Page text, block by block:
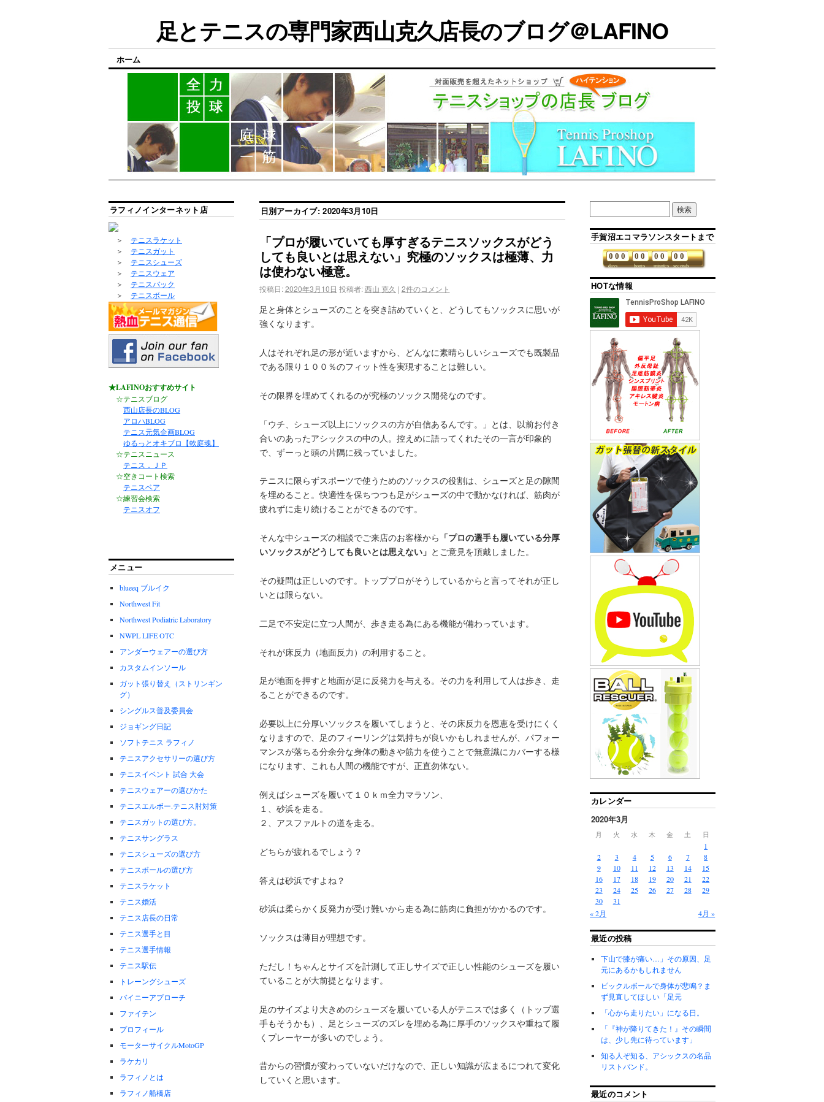
足とテニスの専門家西山克久店長のブログ＠LAFINO
ホーム
日別アーカイブ:2020年3月10日
「プロが履いていても厚すぎるテニスソックスがどう
しても良いとは思えない」究極のソックスは極薄、力
は使わない極意。
投稿日: 2020年3月10日 投稿者: 西山 克久 | 2件のコメント
足と身体とシューズのことを突き詰めていくと、どうしてもソックスに思いが
強くなります。
人はそれぞれ足の形が近いますから、どんなに素晴らしいシューズでも既製品
である限り１００％のフィット性を実現することは難しい。
その限界を埋めてくれるのが究極のソックス開発なのです。
「ウチ、シューズ以上にソックスの方が自信あるんです。」とは、以前お付き
合いのあったアシックスの中の人。控えめに語ってくれたその一言が印象的
で、ずーっと頭の片隅に残っていました。
テニスに限らずスポーツで使うためのソックスの役割は、シューズと足の隙間
を埋めること。快適性を保ちつつも足がシューズの中で動かなければ、筋肉が
疲れずに走り続けることができるのです。
そんな中シューズの相談でご来店のお客様から 「プロの選手も履いている分厚
いソックスがどうしても良いとは思えない」 とご意見を頂戴しました。
その疑問は正しいのです。トッププロがそうしているからと言ってそれが正し
いとは限らない。
二足で不安定に立つ人間が、歩き走る為にある機能が備わっています。
それが床反力（地面反力）の利用すること。
足が地面を押すと地面が足に反発力を与える。その力を利用して人は歩き、走
ることができるのです。
必要以上に分厚いソックスを履いてしまうと、その床反力を恩恵を受けにくく
なりますので、足のフィーリングは気持ちが良いかもしれませんが、パフォー
マンスが落ちる分余分な身体の動きや筋力を使うことで無意識にカバーする様
になります、これも人間の機能ですが、正直勿体ない。
例えばシューズを履いて１０ｋｍ全力マラソン、
１、砂浜を走る。
２、アスファルトの道を走る。
どちらが疲れるでしょう？
答えは砂浜ですよね？
砂浜は柔らかく反発力が受け難いから走る為に筋肉に負担がかかるのです。
ソックスは薄目が理想です。
ただし！ちゃんとサイズを計測して正しサイズで正しい性能のシューズを履い
ていることが大前提となります。
足のサイズより大きめのシューズを履いている人がテニスでは多く（トップ選
手もそうかも）、足とシューズのズレを埋める為に厚手のソックスや重ねて履
くプレーヤーが多いのでしょう。
昔からの習慣が変わっていないだけなので、正しい知識が広まるにつれて変化
していくと思います。
ラフィノインターネット店
＞ テニスラケット
＞ テニスガット
＞ テニスシューズ
＞ テニスウェア
＞ テニスバック
＞ テニスボール
★LAFINOおすすめサイト
☆テニスブログ
西山店長のBLOG
アロハBLOG
テニス元気企画BLOG
ゆるっとオキブロ【軟庭魂】
☆テニスニュース
テニス．ＪＰ
☆空きコート検索
テニスベア
☆練習会検索
テニスオフ
メニュー
blueeq ブルイク
Northwest Fit
Northwest Podiatric Laboratory
NWPL LIFE OTC
アンダーウェアーの選び方
カスタムインソール
ガット張り替え（ストリンギン
グ）
シングルス普及委員会
ジョギング日記
ソフトテニス ラフィノ
テニスアクセサリーの選び方
テニスイベント 試合 大会
テニスウェアーの選びかた
テニスエルボー.テニス肘対策
テニスガットの選び方。
テニスサングラス
テニスシューズの選び方
テニスボールの選び方
テニスラケット
テニス婚活
テニス店長の日常
テニス選手と目
テニス選手情報
テニス駅伝
トレーングシューズ
バイニーアプローチ
ファイテン
プロフィール
モーターサイクルMotoGP
ラケカリ
ラフィノとは
ラフィノ船橋店
手賀沼エコマラソンスタートまで
days
0 0 0
hours
0 0
minutes
0 0
seconds
0 0
HOTな情報
カレンダー
2020年3月
月 火 水 木 金 土 日
« 2月 4月 »
1
2
3 4 5 6 7
8
9
10 11 12 13 14
15
16
17 18 19 20 21
22
23
24 25 26 27 28
29
30
31
最近の投稿
下山で膝が痛い…」その原因、足
元にあるかもしれません
ピックルボールで身体が悲鳴？ま
ず見直してほしい「足元
「心から走りたい」になる日。
「『神が降りてきた！』その瞬間
は、少し先に待っています」
知る人ぞ知る、アシックスの名品
リストバンド。
最近のコメント